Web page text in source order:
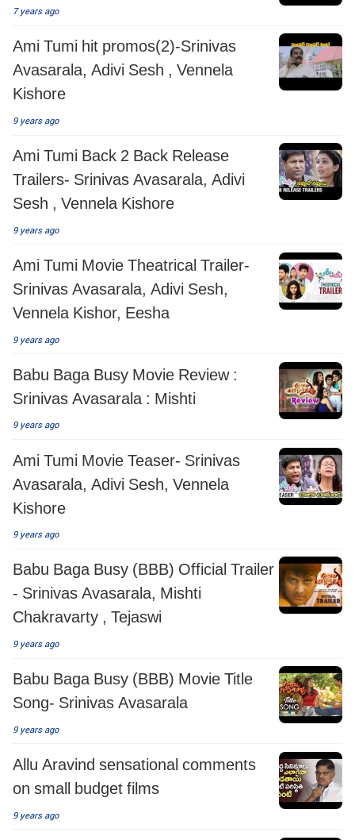
7 years ago
Ami Tumi hit promos(2)-Srinivas
Avasarala, Adivi Sesh , Vennela
Kishore
9 years ago
Ami Tumi Back 2 Back Release
Trailers- Srinivas Avasarala, Adivi
Sesh , Vennela Kishore
9 years ago
Ami Tumi Movie Theatrical Trailer-
Srinivas Avasarala, Adivi Sesh,
Vennela Kishor, Eesha
9 years ago
Babu Baga Busy Movie Review :
Srinivas Avasarala : Mishti
9 years ago
Ami Tumi Movie Teaser- Srinivas
Avasarala, Adivi Sesh, Vennela
Kishore
9 years ago
Babu Baga Busy (BBB) Official Trailer
- Srinivas Avasarala, Mishti
Chakravarty , Tejaswi
9 years ago
Babu Baga Busy (BBB) Movie Title
Song- Srinivas Avasarala
9 years ago
Allu Aravind sensational comments
on small budget films
9 years ago